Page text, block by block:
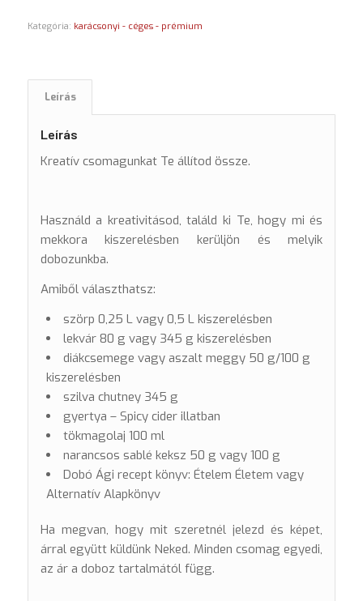
Kategória: karácsonyi - céges - prémium
Leírás
Leírás
Kreatív csomagunkat Te állítod össze.
Használd a kreativitásod, találd ki Te, hogy mi és
mekkora kiszerelésben kerüljön és melyik
dobozunkba.
Amiből választhatsz:
szörp 0,25 L vagy 0,5 L kiszerelésben
lekvár 80 g vagy 345 g kiszerelésben
diákcsemege vagy aszalt meggy 50 g/100 g
kiszerelésben
szilva chutney 345 g
gyertya – Spicy cider illatban
tökmagolaj 100 ml
narancsos sablé keksz 50 g vagy 100 g
Dobó Ági recept könyv: Ételem Életem vagy
Alternatív Alapkönyv
Ha megvan, hogy mit szeretnél jelezd és képet,
árral együtt küldünk Neked. Minden csomag egyedi,
az ár a doboz tartalmától függ.